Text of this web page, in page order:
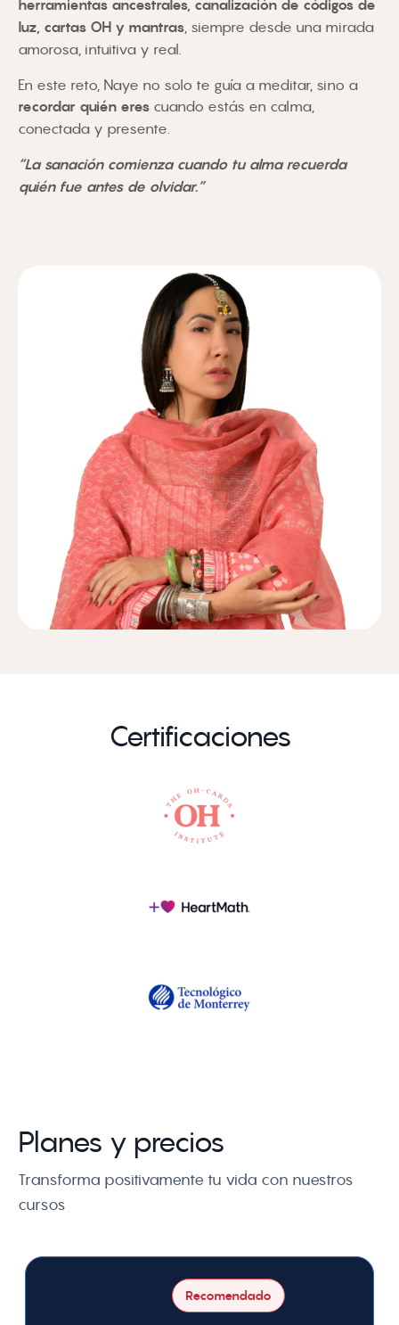
herramientas ancestrales, canalización de códigos de
luz, cartas OH y mantras , siempre desde una mirada
amorosa, intuitiva y real.
En este reto, Naye no solo te guía a meditar, sino a
recordar quién eres cuando estás en calma,
conectada y presente.
“La sanación comienza cuando tu alma recuerda
quién fue antes de olvidar.”
Certificaciones
Planes y precios
Transforma positivamente tu vida con nuestros
cursos
Recomendado